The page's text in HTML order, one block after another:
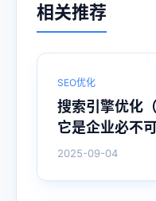
相关推荐
SEO优化
搜索引擎优化
它是企业必不
2025-09-04